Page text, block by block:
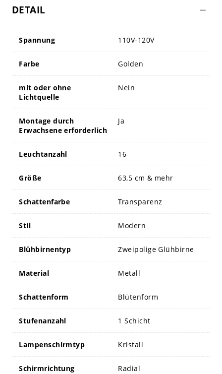
DETAIL
Spannung 110V-120V
Farbe Golden
mit oder ohne
Lichtquelle
Nein
Montage durch
Erwachsene erforderlich
Ja
Leuchtanzahl 16
Größe 63,5 cm & mehr
Schattenfarbe Transparenz
Stil Modern
Blühbirnentyp Zweipolige Glühbirne
Material Metall
Schattenform Blütenform
Stufenanzahl 1 Schicht
Lampenschirmtyp Kristall
Schirmrichtung Radial